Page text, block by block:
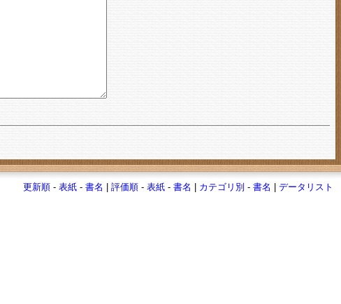
更新順 -表紙 -書名 |評価順 -表紙 -書名 カテゴリ別 -書名 |データリスト